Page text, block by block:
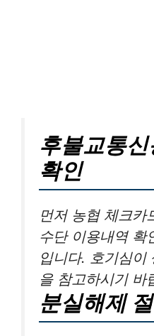
후불교통
확인
먼저 농협 체크카
수단 이용내역 확
입니다. 호기심이
을 참고하시기 바
분실해제